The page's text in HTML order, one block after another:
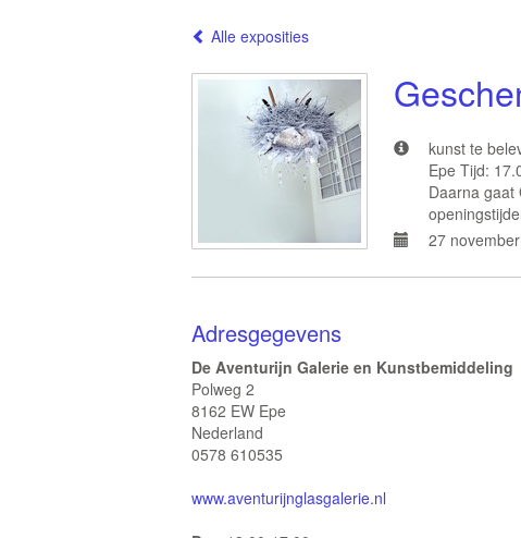
Alle exposities
kunst te
Epe Tijd:
Daarna gaat
27
Adresgegevens
De Aventurijn Galerie en Kunstbemiddeling
Polweg 2
8162 EW Epe
Nederland
0578 610535
www.aventurijnglasgalerie.nl